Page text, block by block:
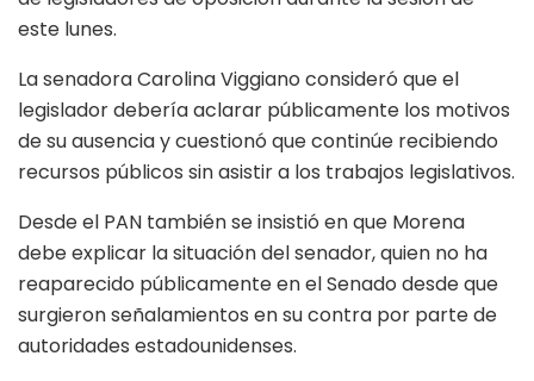
este lunes.
La senadora Carolina Viggiano consideró que el
legislador debería aclarar públicamente los motivos
de su ausencia y cuestionó que continúe recibiendo
recursos públicos sin asistir a los trabajos legislativos.
Desde el PAN también se insistió en que Morena
debe explicar la situación del senador, quien no ha
reaparecido públicamente en el Senado desde que
surgieron señalamientos en su contra por parte de
autoridades estadounidenses.